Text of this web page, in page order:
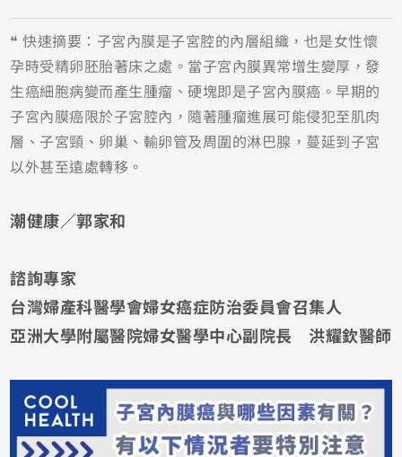
❝ 快速摘要：子宮內膜是子宮腔的內層組織，也是女性懷
孕時受精卵胚胎著床之處。當子宮內膜異常增生變厚，發
生癌細胞病變而產生腫瘤、硬塊即是子宮內膜癌。早期的
子宮內膜癌限於子宮腔內，隨著腫瘤進展可能侵犯至肌肉
層、子宮頸、卵巢、輸卵管及周圍的淋巴腺，蔓延到子宮
以外甚至遠處轉移。
潮健康／郭家和
諮詢專家
台灣婦產科醫學會婦女癌症防治委員會召集人
亞洲大學附屬醫院婦女醫學中心副院長 洪耀欽醫師